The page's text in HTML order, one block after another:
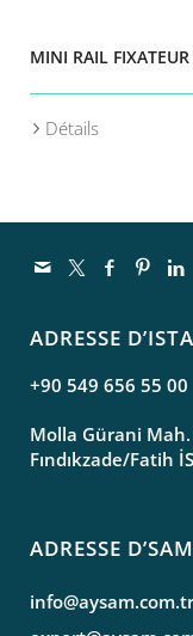
MINI RAIL
Détails
ADRESSE
+90 549 656 55 00
Molla Gürani
Fındıkzade/Fatih
ADRESSE
info@aysam.com.tr